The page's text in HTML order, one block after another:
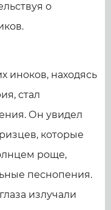
о
иноков, находясь
стал
Он увидел
которые
роще,
песнопения.
излучали